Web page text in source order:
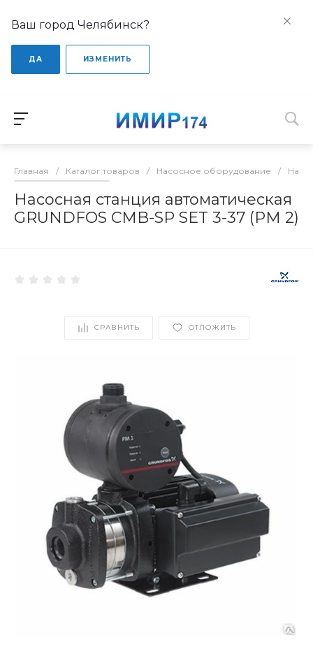
Ваш город Челябинск?
ДА ИЗМЕНИТЬ
Главная / Каталог товаров / Насосное оборудование /
Насосная станция автоматическая
GRUNDFOS CMB-SP SET 3-37 (PM 2)
СРАВНИТЬ ОТЛОЖИТЬ